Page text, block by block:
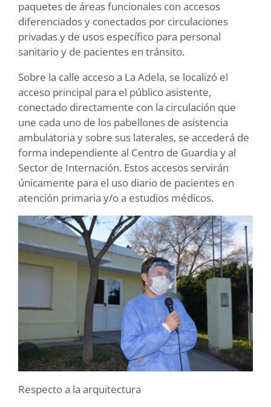
paquetes de áreas funcionales con accesos
diferenciados y conectados por circulaciones
privadas y de usos específico para personal
sanitario y de pacientes en tránsito.
Sobre la calle acceso a La Adela, se localizó el
acceso principal para el público asistente,
conectado directamente con la circulación que
une cada uno de los pabellones de asistencia
ambulatoria y sobre sus laterales, se accederá de
forma independiente al Centro de Guardia y al
Sector de Internación. Estos accesos servirán
únicamente para el uso diario de pacientes en
atención primaria y/o a estudios médicos.
Respecto a la arquitectura